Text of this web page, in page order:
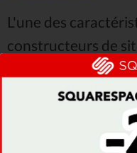
L'une des
constructeurs de
fait que ces
monde de créer un